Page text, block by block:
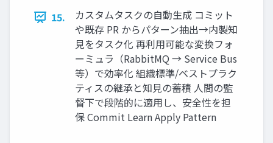
15.
カスタムタスクの⾃動⽣成 コミット
や既存 PR からパターン抽出→内製知
⾒をタスク化 再利⽤可能な変換フォ
ーミュラ（RabbitMQ → Service Bus
等）で効率化 組織標準/ベストプラク
ティスの継承と知⾒の蓄積 ⼈間の監
督下で段階的に適⽤し、安全性を担
保 Commit Learn Apply Pattern